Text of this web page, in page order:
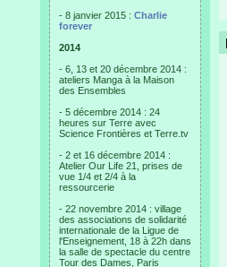
- 8 janvier 2015 : Charlie
forever
2014
- 6, 13 et 20 décembre 2014 :
ateliers Manga à la Maison
des Ensembles
- 5 décembre 2014 : 24
heures sur Terre avec
Science Frontières et Terre.tv
- 2 et 16 décembre 2014 :
Atelier Our Life 21, prises de
vue 1/4 et 2/4 à la
ressourcerie
- 22 novembre 2014 : village
des associations de solidarité
internationale de la Ligue de
l'Enseignement, 18 à 22h dans
la salle de spectacle du centre
Tour des Dames, Paris